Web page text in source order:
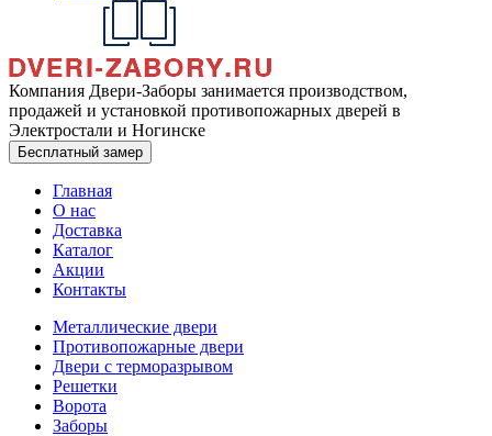
Компания Двери-Заборы занимается производством,
продажей и установкой противопожарных дверей в
Электростали и Ногинске
Бесплатный замер
Главная
О нас
Доставка
Каталог
Акции
Контакты
Металлические двери
Противопожарные двери
Двери с терморазрывом
Решетки
Ворота
Заборы